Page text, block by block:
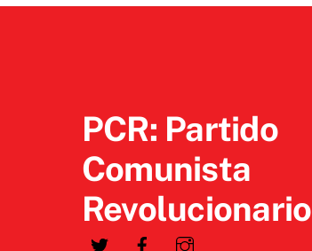
PCR: Partido
Comunista
Revolucionario